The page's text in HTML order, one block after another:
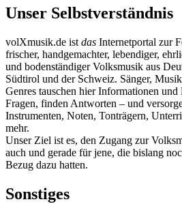
Unser Selbstverständnis
volXmusik.de ist das Internetportal zur
frischer, handgemachter, lebendiger,
und bodenständiger Volksmusik aus
Südtirol und der Schweiz. Sänger,
Genres tauschen hier Informationen und
Fragen, finden Antworten – und
Instrumenten, Noten, Tonträgern,
mehr.
Unser Ziel ist es, den Zugang zur
auch und gerade für jene, die bislang
Bezug dazu hatten.
Sonstiges